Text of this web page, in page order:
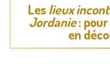
Les lieux
Jordanie: pour
en